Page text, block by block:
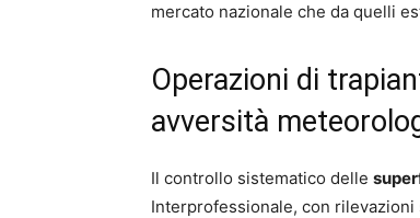
mercato nazionale che da quelli
Operazioni di
avversità
Il controllo sistematico delle
Interprofessionale, con